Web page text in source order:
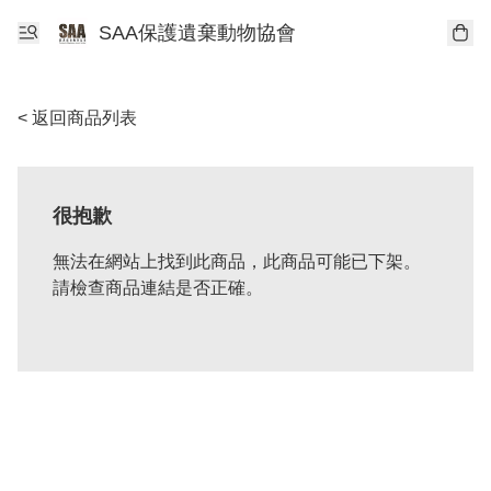
SAA保護遺棄動物協會
< 返回商品列表
很抱歉
無法在網站上找到此商品，此商品可能已下架。
請檢查商品連結是否正確。